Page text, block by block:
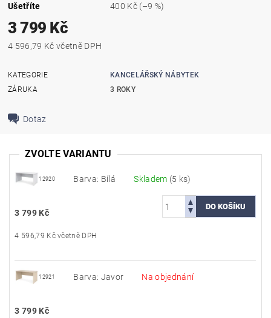
Ušetříte
400 Kč (–9 %)
3 799 Kč
4 596,79 Kč včetně DPH
KATEGORIE
KANCELÁŘSKÝ NÁBYTEK
ZÁRUKA
3 ROKY
Dotaz
ZVOLTE VARIANTU
12920 Barva: Bílá Skladem (5 ks)
3 799 Kč
4 596,79 Kč včetně DPH
12921 Barva: Javor Na objednání
3 799 Kč